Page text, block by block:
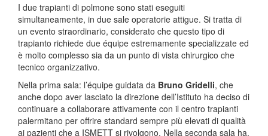
I due trapianti di polmone sono stati eseguiti
simultaneamente, in due sale operatorie attigue. Si tratta di
un evento straordinario, considerato che questo tipo di
trapianto richiede due équipe estremamente specializzate ed
è molto complesso sia da un punto di vista chirurgico che
tecnico organizzativo.
Nella prima sala: l’équipe guidata da Bruno Gridelli, che
anche dopo aver lasciato la direzione dell’Istituto ha deciso di
continuare a collaborare attivamente con il centro trapianti
palermitano per offrire standard sempre più elevati di qualità
ai pazienti che a ISMETT si rivolgono. Nella seconda sala ha,